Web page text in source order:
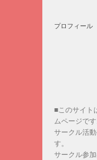
プロフィール
■このサイト
ムページです
サークル活
す。
サークル参